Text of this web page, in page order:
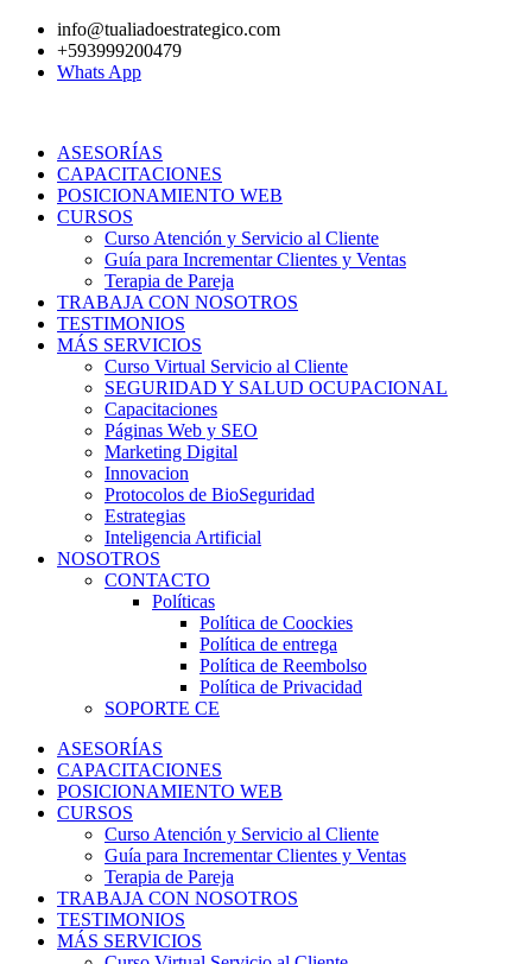
contenido
info@tualiadoestrategico.com
+593999200479
Whats App
ASESORÍAS
CAPACITACIONES
POSICIONAMIENTO WEB
CURSOS
Curso Atención y Servicio al Cliente
Guía para Incrementar Clientes y Ventas
Terapia de Pareja
TRABAJA CON NOSOTROS
TESTIMONIOS
MÁS SERVICIOS
Curso Virtual Servicio al Cliente
SEGURIDAD Y SALUD OCUPACIONAL
Capacitaciones
Páginas Web y SEO
Marketing Digital
Innovacion
Protocolos de BioSeguridad
Estrategias
Inteligencia Artificial
NOSOTROS
CONTACTO
Políticas
Política de Coockies
Política de entrega
Política de Reembolso
Política de Privacidad
SOPORTE CE
ASESORÍAS
CAPACITACIONES
POSICIONAMIENTO WEB
CURSOS
Curso Atención y Servicio al Cliente
Guía para Incrementar Clientes y Ventas
Terapia de Pareja
TRABAJA CON NOSOTROS
TESTIMONIOS
MÁS SERVICIOS